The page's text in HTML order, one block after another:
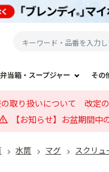
当箱・スープジャー その
取り扱いについて 改定
【お知らせ】お盆期間
水筒 マグ スクリュ